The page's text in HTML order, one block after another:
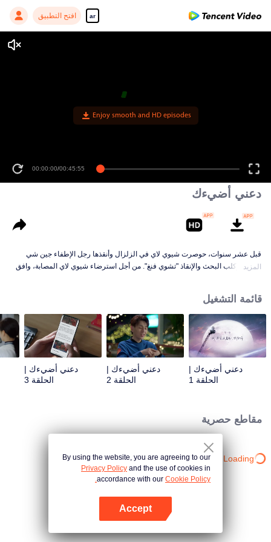
ar افتح التطبيق
Enjoy smooth and HD episodes
00:00:00/00:45:55
دعني أضيءك
قبل عشر سنوات، حوصرت شيوي لاي في الزلزال وأنقذها رجل الإطفاء جين شي
تشوان وكلب البحث والإنقاذ "تشوي فنغ". من أجل استرضاء شيوي لاي المصابة، وافق
يتعرف جين شي تشيوان على شيوي لاي، بل أساء فهمها كمراسلة عديمة الضمير.
صححت شيوي لاي اسم فريق الإنقاذ على الرغم من سوء الفهم. عند إنشاء فريق
البحث والإنقاذ للكلاب، أصبحت شيوي لاي شريكة لجين شي تشيوان كمدربة كلاب
دولية. كمراسلة ورجل إطفاء، يجتمعان دائمًا في خط المواجهة الأمامي للخطر، وتم
اختبارهما في الحياة والموت بتسخين مشاعرهما تدريجياً.
المزيد
قائمة التشغيل
دعني أضيءك |
الحلقة 1
دعني أضيءك |
الحلقة 2
دعني أضيءك |
الحلقة 3
مقاطع حصرية
Loading…
By using the website, you are agreeing to our
Privacy Policy and the use of cookies in
accordance with our Cookie Policy.
Accept